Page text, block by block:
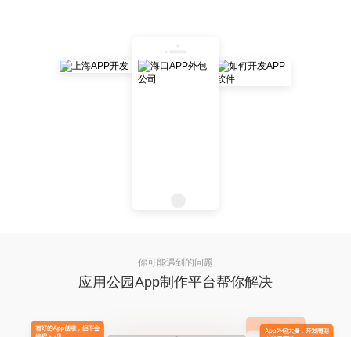
你可能遇到的问题
应用公园App制作平台帮你解决